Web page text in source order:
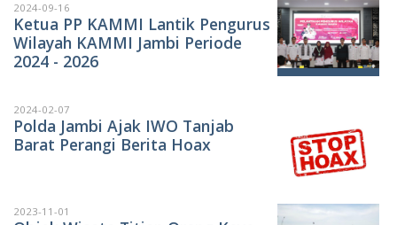
2024-09-16
Ketua PP KAMMI Lantik Pengurus
Wilayah KAMMI Jambi Periode
2024 - 2026
2024-02-07
Polda Jambi Ajak IWO Tanjab
Barat Perangi Berita Hoax
2023-11-01